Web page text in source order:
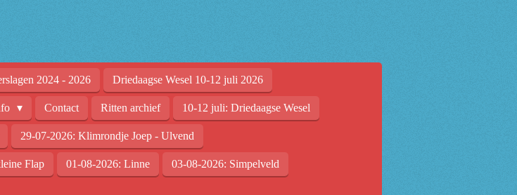
2024 - 2026 Driedaagse Wesel 10-12 juli 2026
Contact Ritten archief 10-12 juli: Driedaagse Wesel
29-07-2026: Klimrondje Joep - Ulvend
Flap 01-08-2026: Linne 03-08-2026: Simpelveld